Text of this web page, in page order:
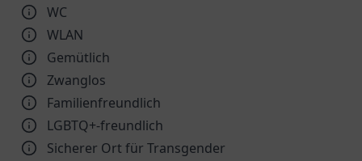
WC
WLAN
Gemütlich
Zwanglos
Familienfreundlich
LGBTQ+-freundlich
Sicherer Ort für Transgender